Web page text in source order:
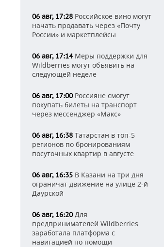
06 авг, 17:28 Российское вино могут
начать продавать через «Почту
России» и маркетплейсы
06 авг, 17:14Меры поддержки для
Wildberries могут объявить на
следующей неделе
06 авг, 17:00Россияне смогут
покупать билеты на транспорт
через мессенджер «Макс»
06 авг, 16:38 Татарстан в топ-5
регионов по бронированиям
посуточных квартир в августе
06 авг, 16:35 В Казани на три дня
ограничат движение на улице 2-й
Даурской
06 авг, 16:20Для
предпринимателей Wildberries
заработала платформа с
навигацией по помощи